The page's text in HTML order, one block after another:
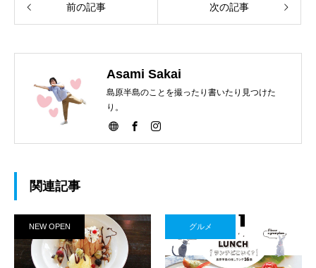
前の記事 次の記事
Asami Sakai
島原半島のことを撮ったり書いたり見つけた
り。
関連記事
NEW OPEN グルメ